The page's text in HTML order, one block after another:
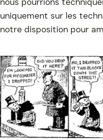
uniquement sur les
notre disposition pour